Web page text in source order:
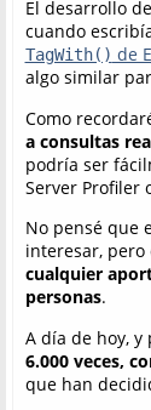
El desarrollo de
cuando
TagWith() de
algo similar
Como
a consultas
podría ser
Server Profiler
No pensé que
interesar,
cualquier
personas.
A día de hoy,
6.000 veces,
que han